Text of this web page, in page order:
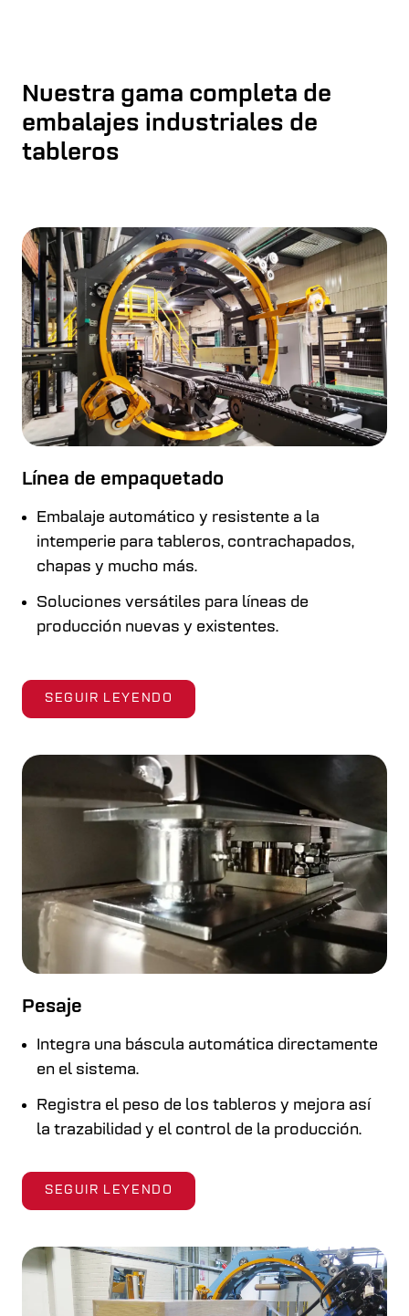
Nuestra gama completa de
embalajes industriales de
tableros
Línea de empaquetado
Embalaje automático y resistente a la
intemperie para tableros, contrachapados,
chapas y mucho más.
Soluciones versátiles para líneas de
producción nuevas y existentes.
SEGUIR LEYENDO
Pesaje
Integra una báscula automática directamente
en el sistema.
Registra el peso de los tableros y mejora así
la trazabilidad y el control de la producción.
SEGUIR LEYENDO